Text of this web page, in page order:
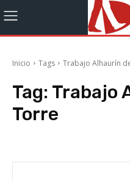
Inicio Tags Trabajo Alhaurín
Tag: Trabajo
Torre